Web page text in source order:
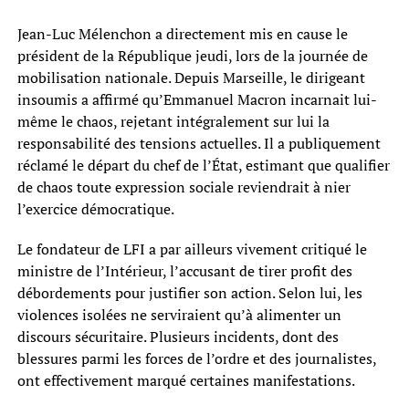
Jean-Luc Mélenchon a directement mis en cause le
président de la République jeudi, lors de la journée de
mobilisation nationale. Depuis Marseille, le dirigeant
insoumis a affirmé qu’Emmanuel Macron incarnait lui-
même le chaos, rejetant intégralement sur lui la
responsabilité des tensions actuelles. Il a publiquement
réclamé le départ du chef de l’État, estimant que qualifier
de chaos toute expression sociale reviendrait à nier
l’exercice démocratique.
Le fondateur de LFI a par ailleurs vivement critiqué le
ministre de l’Intérieur, l’accusant de tirer profit des
débordements pour justifier son action. Selon lui, les
violences isolées ne serviraient qu’à alimenter un
discours sécuritaire. Plusieurs incidents, dont des
blessures parmi les forces de l’ordre et des journalistes,
ont effectivement marqué certaines manifestations.